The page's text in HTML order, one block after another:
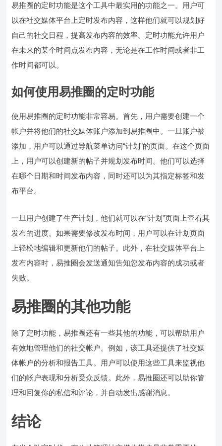
易推圈的定时功能是这个工具中最实用的功能之一。用户可
以在社交媒体平台上定时发布内容，这样他们就可以规划好
自己的社交日程，提高发布内容的效率。定时功能允许用户
在未来的某个时间点发布内容，无论是在工作时间或者非工
作时间都可以。
如何使用易推圈的定时功能
使用易推圈的定时功能非常容易。首先，用户需要创建一个
帐户并将他们的社交媒体账户添加到易推圈中。一旦账户被
添加，用户可以通过导航菜单访问“计划”的页面。在这个页面
上，用户可以创建新的帖子并规划发布时间。他们可以选择
在哪个日期和时间发布内容，同时还可以为其指定标签和发
布平台。
一旦用户创建了生产计划，他们就可以在“计划”页面上查看其
发布的进度。如果需要修改发布时间，用户可以在计划页面
上轻松地编辑和更新他们的帖子。此外，在社交媒体平台上
发布内容时，易推圈会发送通知告知您发布内容的成功或者
失败。
易推圈的其他功能
除了定时功能，易推圈还有一些其他的功能，可以帮助用户
有效地管理他们的社交帐户。例如，该工具还提供了社交媒
体帐户的分析和报告工具。用户可以使用这些工具来监视他
们的帐户表现和分析受众反馈。此外，易推圈还可以助你管
理和回复你的私信和评论，并自动发出感谢消息。
结论